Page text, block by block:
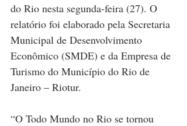
do Rio nesta segunda-feira (27). O
relatório foi elaborado pela Secretaria
Municipal de Desenvolvimento
Econômico (SMDE) e da Empresa de
Turismo do Município do Rio de
Janeiro – Riotur.
“O Todo Mundo no Rio se tornou